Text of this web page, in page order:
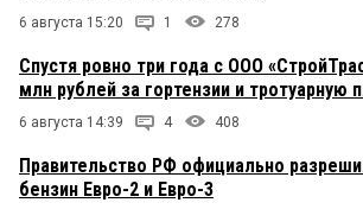
6 августа 15:20 1 278
Спустя ровно три года с ООО
млн рублей за гортензии и тротуарную
6 августа 14:39 4 408
Правительство РФ официально
бензин Евро-2 и Евро-3